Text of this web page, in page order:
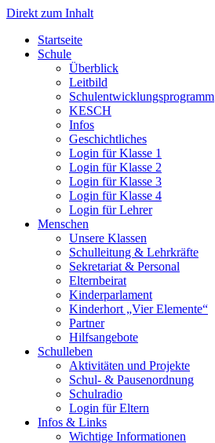
Direkt zum Inhalt
Start­sei­te
Schu­le
Über­blick
Leit­bild
Schul­ent­wick­lungs­pro­gramm
KESCH
Infos
Geschicht­li­ches
Log­in für Klas­se 1
Log­in für Klas­se 2
Log­in für Klas­se 3
Log­in für Klas­se 4
Log­in für Leh­rer
Men­schen
Unse­re Klas­sen
Schul­lei­tung & Lehr­kräf­te
Sekre­ta­ri­at & Per­so­nal
Eltern­bei­rat
Kin­der­par­la­ment
Kin­der­hort „Vier Ele­men­te“
Part­ner
Hilfs­an­ge­bo­te
Schul­le­ben
Akti­vi­tä­ten und Pro­jek­te
Schul- & Pau­sen­ord­nung
Schul­ra­dio
Log­in für Eltern
Infos & Links
Wich­ti­ge Infor­ma­tio­nen